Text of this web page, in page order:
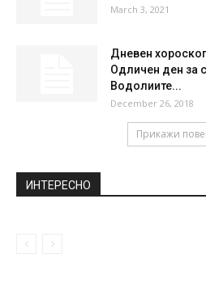
March 3, 2021
Дневен
Одличен ден за
Водолиите...
December 26, 2018
Прикажи
ИНТЕРЕСНО